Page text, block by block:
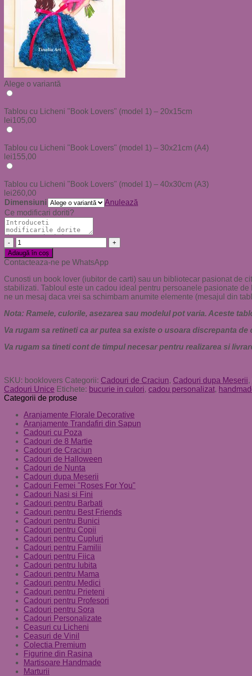
Alege o variantă
Tablou cu Licheni "Book Lovers" (model 1) – 20x15cm
lei105,00
Tablou cu Licheni "Book Lovers" (model 1) – 30x21cm (A4)
lei155,00
Tablou cu Licheni "Book Lovers" (model 1) – 40x30cm (A3)
lei260,00
Dimensiuni
Anulează
Ce modificari doriti?
Cantitate
Tablou
cu
Licheni
"Book
Lovers"
(model
Adaugă în coș
Contacteaza-ne pe WhatsApp
Cunosti un book lover (iubitor de carti) sau un bibliotecar pasionat de
stabilizati. Tabloul este un cadou ideal pentru persoanele pasionate de
ne un mesaj daca vrei sa schimbam anumite elemente (mesajul din
Nota: Ramele, culorile, asezarea sau modelul pot varia. Aceste
Va rugam sa retineti ca ar putea sa existe o usoara discrepanta
Va rugam sa tineti cont de timpul necesar pentru realizarea si
SKU: booklovers Categorii: Cadouri de Craciun, Cadouri dupa Meserii,
Cadouri Unice Etichete: bucurie in culori, cadou personalizat,
Categorii de produse
Aranjamente Florale Decorative
Aranjamente Trandafiri din Sapun
Cadouri cu Poza
Cadouri de 8 Martie
Cadouri de Craciun
Cadouri de Halloween
Cadouri de Nunta
Cadouri dupa Meserii
Cadouri Femei "Roses For You"
Cadouri Nasi si Fini
Cadouri pentru Barbati
Cadouri pentru Best Friends
Cadouri pentru Bunici
Cadouri pentru Copii
Cadouri pentru Cupluri
Cadouri pentru Familii
Cadouri pentru Fiica
Cadouri pentru Iubita
Cadouri pentru Mama
Cadouri pentru Medici
Cadouri pentru Prieteni
Cadouri pentru Profesori
Cadouri pentru Sora
Cadouri Personalizate
Ceasuri cu Licheni
Ceasuri de Vinil
Colectia Premium
Figurine din Rasina
Martisoare Handmade
Marturii